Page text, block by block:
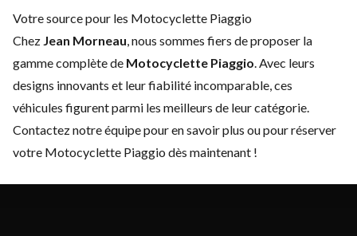
Votre source pour les Motocyclette Piaggio
Chez Jean Morneau, nous sommes fiers de proposer la
gamme complète de Motocyclette Piaggio. Avec leurs
designs innovants et leur fiabilité incomparable, ces
véhicules figurent parmi les meilleurs de leur catégorie.
Contactez notre équipepour en savoir plus ou pour réserver
votre Motocyclette Piaggio dès maintenant !